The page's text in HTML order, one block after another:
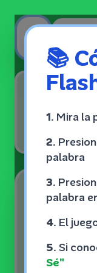
📚
1. Mira la
2.
palabra
3.
palabra
4. El
5. Si
Sé"
Volver
Palabra
20